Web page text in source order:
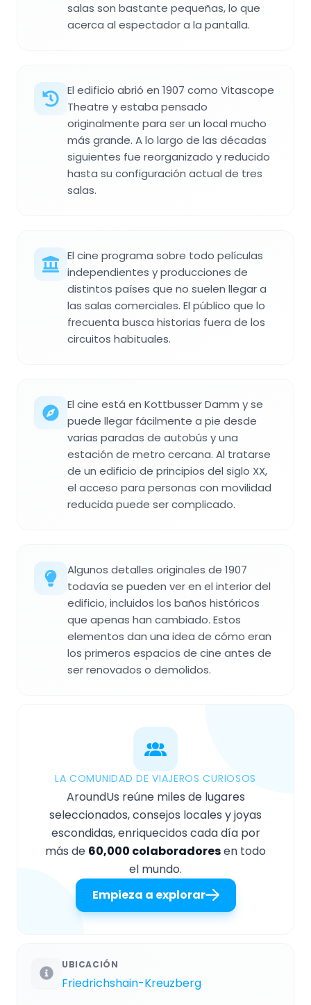
salas son bastante pequeñas, lo que
acerca al espectador a la pantalla.
El edificio abrió en 1907 como Vitascope
Theatre y estaba pensado
originalmente para ser un local mucho
más grande. A lo largo de las décadas
siguientes fue reorganizado y reducido
hasta su configuración actual de tres
salas.
El cine programa sobre todo películas
independientes y producciones de
distintos países que no suelen llegar a
las salas comerciales. El público que lo
frecuenta busca historias fuera de los
circuitos habituales.
El cine está en Kottbusser Damm y se
puede llegar fácilmente a pie desde
varias paradas de autobús y una
estación de metro cercana. Al tratarse
de un edificio de principios del siglo XX,
el acceso para personas con movilidad
reducida puede ser complicado.
Algunos detalles originales de 1907
todavía se pueden ver en el interior del
edificio, incluidos los baños históricos
que apenas han cambiado. Estos
elementos dan una idea de cómo eran
los primeros espacios de cine antes de
ser renovados o demolidos.
LA COMUNIDAD DE VIAJEROS CURIOSOS
AroundUs reúne miles de lugares
seleccionados, consejos locales y joyas
escondidas, enriquecidos cada día por
más de 60,000 colaboradoresen todo
el mundo.
Empieza a explorar
UBICACIÓN
Friedrichshain-Kreuzberg